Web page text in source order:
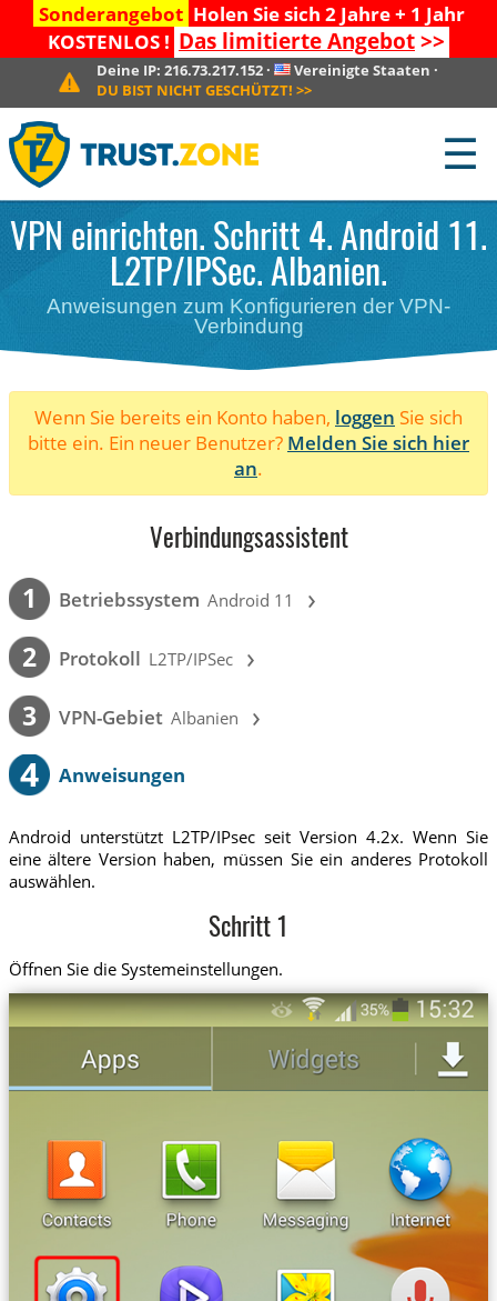
Sonderangebot Holen Sie sich 2 Jahre + 1 Jahr
KOSTENLOS ! Das limitierte Angebot>>
Deine IP: 216.73.217.152· Vereinigte Staaten ·
DU BIST NICHT GESCHÜTZT! >>
☰
VPN einrichten. Schritt 4. Android 11.
L2TP/IPSec. Albanien.
Anweisungen zum Konfigurieren der VPN-
Verbindung
Wenn Sie bereits ein Konto haben, loggen Sie sich
bitte ein. Ein neuer Benutzer? Melden Sie sich hier
an.
Verbindungsassistent
1 Betriebssystem Android 11 ›
2 Protokoll L2TP/IPSec ›
3 VPN-Gebiet Albanien ›
4 Anweisungen
Android unterstützt L2TP/IPsec seit Version 4.2x. Wenn Sie
eine ältere Version haben, müssen Sie ein anderes Protokoll
auswählen.
Schritt 1
Öffnen Sie die Systemeinstellungen.